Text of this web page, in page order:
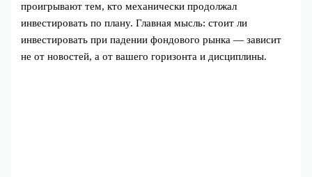
проигрывают тем, кто механически продолжал
инвестировать по плану. Главная мысль: стоит ли
инвестировать при падении фондового рынка — зависит
не от новостей, а от вашего горизонта и дисциплины.